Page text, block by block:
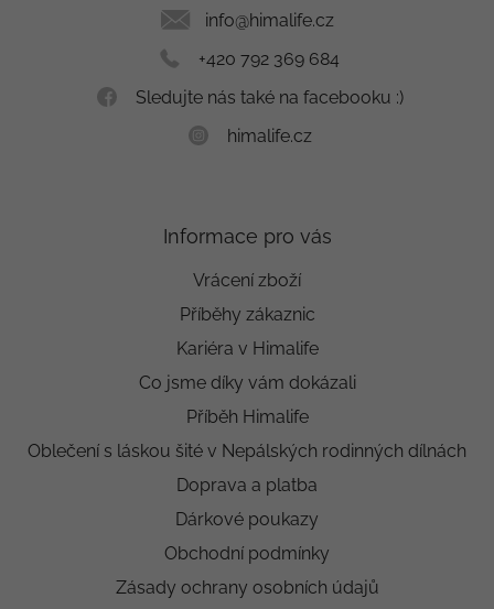
info@himalife.cz
+420 792 369 684
Sledujte nás také na facebooku :)
himalife.cz
Informace pro vás
Vrácení zboží
Příběhy zákaznic
Kariéra v Himalife
Co jsme díky vám dokázali
Příběh Himalife
Oblečení s láskou šité v Nepálských rodinných dílnách
Doprava a platba
Dárkové poukazy
Obchodní podmínky
Zásady ochrany osobních údajů